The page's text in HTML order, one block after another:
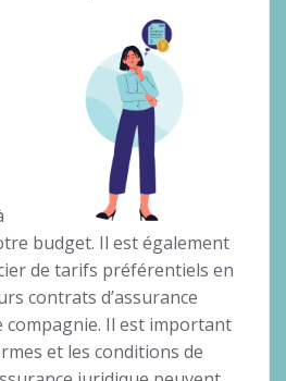
budget. Il est également
de tarifs préférentiels en
contrats d’assurance
compagnie. Il est important
et les conditions de